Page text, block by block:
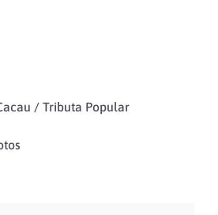
/ Tributa Popular